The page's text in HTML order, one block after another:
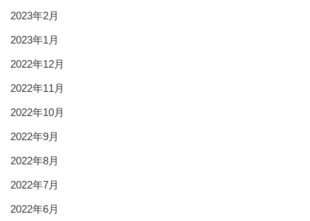
2023年2月
2023年1月
2022年12月
2022年11月
2022年10月
2022年9月
2022年8月
2022年7月
2022年6月